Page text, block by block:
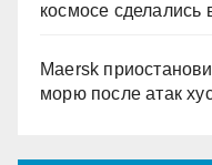
космосе сделались
Maersk
морю после атак